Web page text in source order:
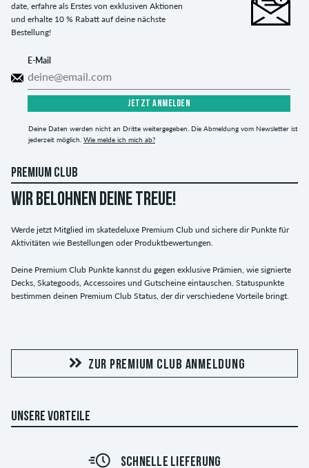
date, erfahre als Erstes von exklusiven Aktionen
und erhalte 10 % Rabatt auf deine nächste
Bestellung!
E-Mail
JETZT ANMELDEN
Deine Daten werden nicht an Dritte weitergegeben. Die Abmeldung vom Newsletter ist
jederzeit möglich. Wie melde ich mich ab?
PREMIUM CLUB
WIR BELOHNEN DEINE TREUE!
Werde jetzt Mitglied im skatedeluxe Premium Club und sichere dir Punkte für
Aktivitäten wie Bestellungen oder Produktbewertungen.
Deine Premium Club Punkte kannst du gegen exklusive Prämien, wie signierte
Decks, Skategoods, Accessoires und Gutscheine eintauschen. Statuspunkte
bestimmen deinen Premium Club Status, der dir verschiedene Vorteile bringt.
ZUR PREMIUM CLUB ANMELDUNG
UNSERE VORTEILE
SCHNELLE LIEFERUNG